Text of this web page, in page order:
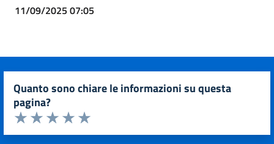
11/09/2025 07:05
quanto sono chiare le informazioni su questa
pagina?
Valuta da 1 a 5 stelle la pagina
Valuta 5 stelle su 5
Valuta 4 stelle su 5
Valuta 3 stelle su 5
Valuta 2 stelle su 5
Valuta 1 stelle su 5